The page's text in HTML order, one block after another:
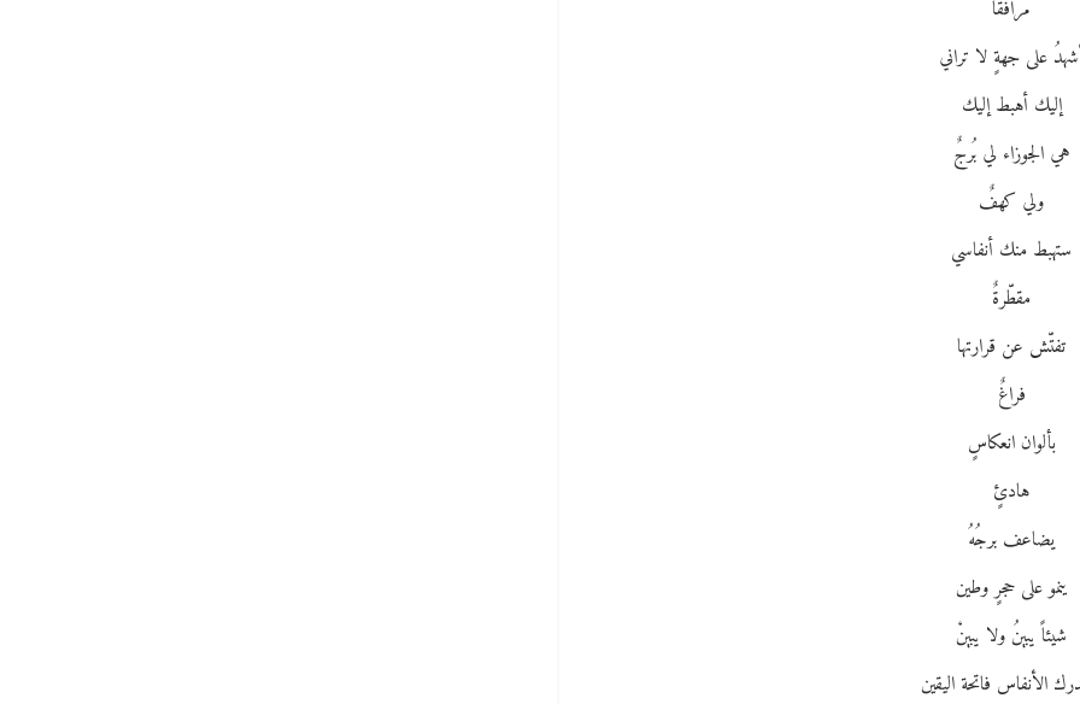
مرافقاً
على جهةٍ لا تراني
إليك أهبط إليك
هي الجوزاء لي بُرجٌ
ولي كهفٌ
ستهبط منك أنفاسي
مقطّرةٌ
تفتّش عن قرارتها
فراغٌ
بألوان انعكاسٍ
هادئٍ
يضاعف برجُهُ
ينمو على حجرٍ وطين
شيئاً يبينُ ولا يبينْ
الأنفاس فاتحة اليقين